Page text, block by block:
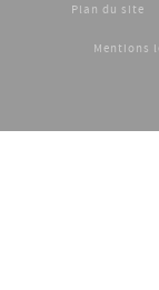
Plan du site
Mentions